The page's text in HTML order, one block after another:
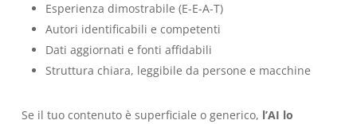
Esperienza dimostrabile (E-E-A-T)
Autori identificabili e competenti
Dati aggiornati e fonti affidabili
Struttura chiara, leggibile da persone e macchine
Se il tuo contenuto è superficiale o generico, l’AI lo